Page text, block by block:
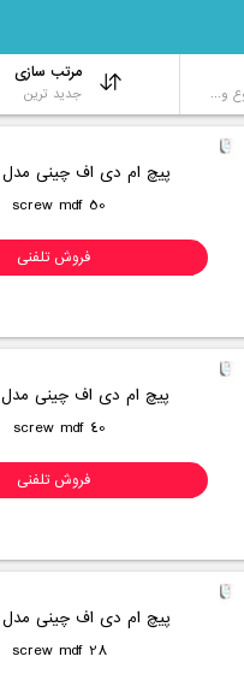
و...
مرتب سازی
جدید ترین
پیچ ام دی اف چینی مدل 50 م م
screw mdf 50
فروش تلفنی
پیچ ام دی اف چینی مدل 40 م م
screw mdf 40
فروش تلفنی
پیچ ام دی اف چینی مدل 28 م م
screw mdf 28